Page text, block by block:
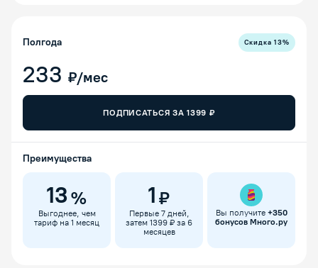
Полгода Скидка13%
233 ₽/мес
ПОДПИСАТЬСЯ ЗА1399 ₽
Преимущества
13 %
Выгоднее, чем
тариф на 1 месяц
1 ₽
Первые 7 дней,
затем 1399 ₽ за 6
месяцев
Вы получите +350
бонусов Много.ру